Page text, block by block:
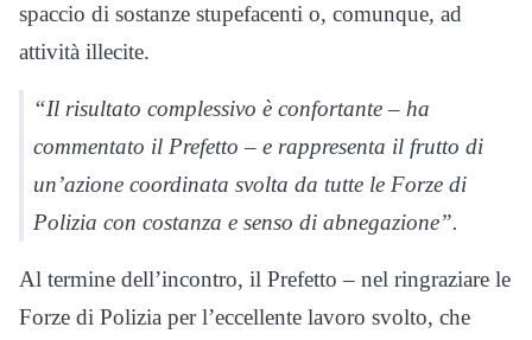
spaccio di sostanze stupefacenti o, comunque, ad
attività illecite.
“Il risultato complessivo è confortante – ha
commentato il Prefetto – e rappresenta il frutto di
un’azione coordinata svolta da tutte le Forze di
Polizia con costanza e senso di abnegazione”.
Al termine dell’incontro, il Prefetto – nel ringraziare le
Forze di Polizia per l’eccellente lavoro svolto, che